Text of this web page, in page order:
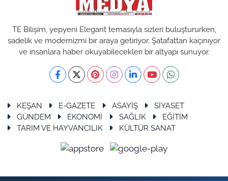
TE Bilişim, yepyeni Elegant temasıyla sizleri buluştururken,
sadelik ve modernizmi bir araya getiriyor. Şatafattan kaçınıyor
ve insanlara haber okuyabilecekleri bir altyapı sunuyor.
KEŞAN E-GAZETE ASAYİŞ
SİYASET
GÜNDEM
EKONOMİ SAĞLIK
EĞİTİM
TARIM VE HAYVANCILIK
KÜLTÜR SANAT